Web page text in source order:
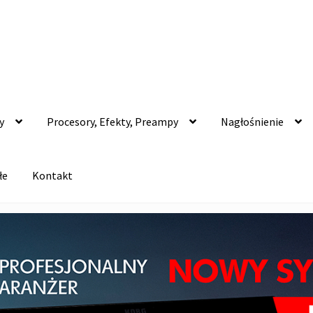
Procesory, Efekty, Preampy Nagłośnienie
Kontakt